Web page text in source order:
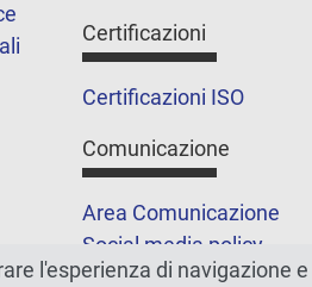
Certificazioni
Certificazioni ISO
Comunicazione
Area Comunicazione
Social media policy
Podcast
l'esperienza di navigazione e